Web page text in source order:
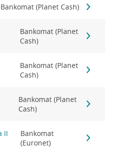
Bankomat (Planet Cash)
Bankomat (Planet
Cash)
Bankomat (Planet
Cash)
Bankomat (Planet
Cash)
II
Bankomat
(Euronet)